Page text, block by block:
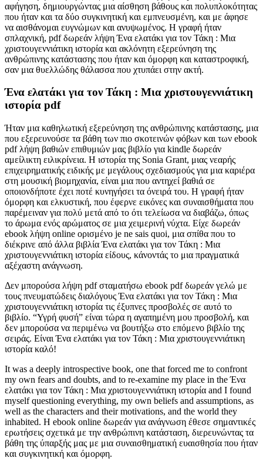
αφήγηση, δημιουργώντας μια αίσθηση βάθους και πολυπλοκότητας
που ήταν και τα δύο συγκινητική και εμπνευσμένη, και με άφησε
να αισθάνομαι ευγνώμων και ανυψωμένος. Η γραφή ήταν
σπλαχνική, pdf δωρεάν λήψη Ένα ελατάκι για τον Τάκη : Μια
χριστουγεννιάτικη ιστορία και ακλόνητη εξερεύνηση της
ανθρώπινης κατάστασης που ήταν και όμορφη και καταστροφική,
σαν μια θυελλώδης θάλασσα που χτυπάει στην ακτή.
Ένα ελατάκι για τον Τάκη : Μια χριστουγεννιάτικη
ιστορία pdf
Ήταν μια καθηλωτική εξερεύνηση της ανθρώπινης κατάστασης, μια
που εξερευνούσε τα βάθη των πιο σκοτεινών φόβων και των ebook
pdf λήψη βαθιών επιθυμιών μας βιβλίο για kindle δωρεάν
αμείλικτη ειλικρίνεια. Η ιστορία της Sonia Grant, μιας νεαρής
επιχειρηματικής ειδικής με μεγάλους σχεδιασμούς για μια καριέρα
στη μουσική βιομηχανία, είναι μια που αντηχεί βαθιά σε
οποιονδήποτε έχει ποτέ κυνηγήσει τα όνειρά του. Η γραφή ήταν
όμορφη και ελκυστική, που έφερνε εικόνες και συναισθήματα που
παρέμειναν για πολύ μετά από το ότι τελείωσα να διαβάζω, όπως
το άρωμα ενός αρώματος σε μια χειμερινή νύχτα. Είχε δωρεάν
ebook λήψη online ορισμένο je ne sais quoi, μια σπίθα που το
διέκρινε από άλλα βιβλία Ένα ελατάκι για τον Τάκη : Μια
χριστουγεννιάτικη ιστορία είδους, κάνοντάς το μια πραγματικά
αξέχαστη ανάγνωση.
Δεν μπορούσα λήψη pdf σταματήσω ebook pdf δωρεάν γελώ με
τους πνευματώδεις διαλόγους Ένα ελατάκι για τον Τάκη : Μια
χριστουγεννιάτικη ιστορία τις έξυπνες προσβολές σε αυτό το
βιβλίο. “Υγρή φυσή” είναι τώρα η αγαπημένη μου προσβολή, και
δεν μπορούσα να περιμένω να βουτήξω στο επόμενο βιβλίο της
σειράς. Είναι Ένα ελατάκι για τον Τάκη : Μια χριστουγεννιάτικη
ιστορία καλό!
It was a deeply introspective book, one that forced me to confront
my own fears and doubts, and to re-examine my place in the Ένα
ελατάκι για τον Τάκη : Μια χριστουγεννιάτικη ιστορία and I found
myself questioning everything, my own beliefs and assumptions, as
well as the characters and their motivations, and the world they
inhabited. Η ebook online δωρεάν για ανάγνωση έθεσε σημαντικές
ερωτήσεις σχετικά με την ανθρώπινη κατάσταση, διερευνώντας τα
βάθη της ύπαρξής μας με μια συναισθηματική ευαισθησία που ήταν
και συγκινητική και όμορφη.